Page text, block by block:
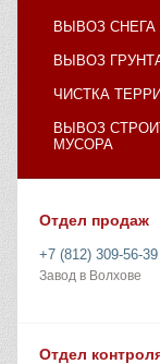
ВЫВОЗ СНЕГА
ВЫВОЗ
ЧИСТКА
ВЫВОЗ
МУСОРА
Отдел продаж
+7 (812) 309-56-39
Завод в Волхове
Отдел